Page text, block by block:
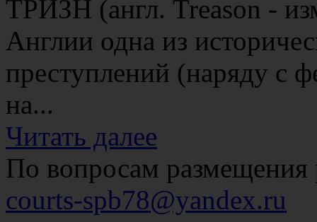
ТРИЗН (англ. Treason -
Англии одна из
преступлений (наряду с
на...
Читать далее
По вопросам размещения
courts-spb78@yandex.ru